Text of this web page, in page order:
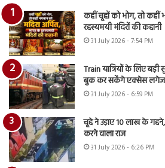
कहीं चूहों को भोग, तो कहीं
रहस्यमयी मंदिरों की कहानी
31 July 2026 - 7:54 PM
Train यात्रियों के लिए
बुक कर सकेंगे एक्सेस लगेज
31 July 2026 - 6:59 PM
चूहे ने उड़ाए 10 लाख के
करने वाला राज
31 July 2026 - 6:26 PM